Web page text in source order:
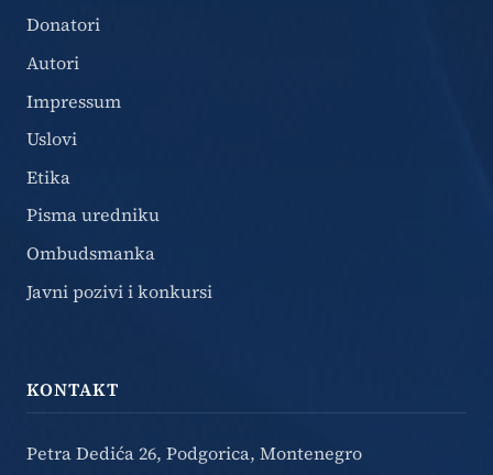
Donatori
Autori
Impressum
Uslovi
Etika
Pisma uredniku
Ombudsmanka
Javni pozivi i konkursi
KONTAKT
Petra Dedića 26, Podgorica, Montenegro